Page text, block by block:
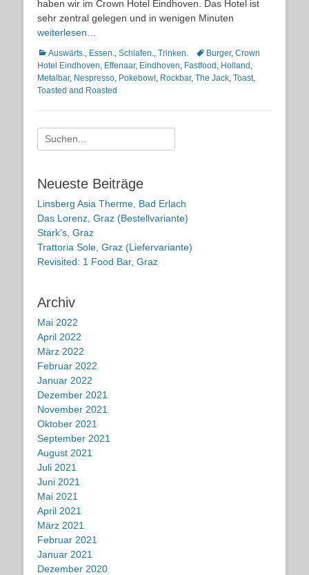
haben wir im Crown Hotel Eindhoven. Das Hotel ist
sehr zentral gelegen und in wenigen Minuten
weiterlesen…
Kategorien
Auswärts., Essen., Schlafen., Trinken. Schlagworte
Burger, Crown
Hotel Eindhoven, Effenaar, Eindhoven, Fastfood , Holland ,
Metalbar, Nespresso, Pokebowl , Rockbar, The Jack, Toast,
Toasted and Roasted
Suche
nach:
Neueste Beiträge
Linsberg Asia Therme, Bad Erlach
Das Lorenz, Graz (Bestellvariante)
Stark’s, Graz
Trattoria Sole, Graz (Liefervariante)
Revisited: 1 Food Bar, Graz
Archiv
Mai 2022
April 2022
März 2022
Februar 2022
Januar 2022
Dezember 2021
November 2021
Oktober 2021
September 2021
August 2021
Juli 2021
Juni 2021
Mai 2021
April 2021
März 2021
Februar 2021
Januar 2021
Dezember 2020